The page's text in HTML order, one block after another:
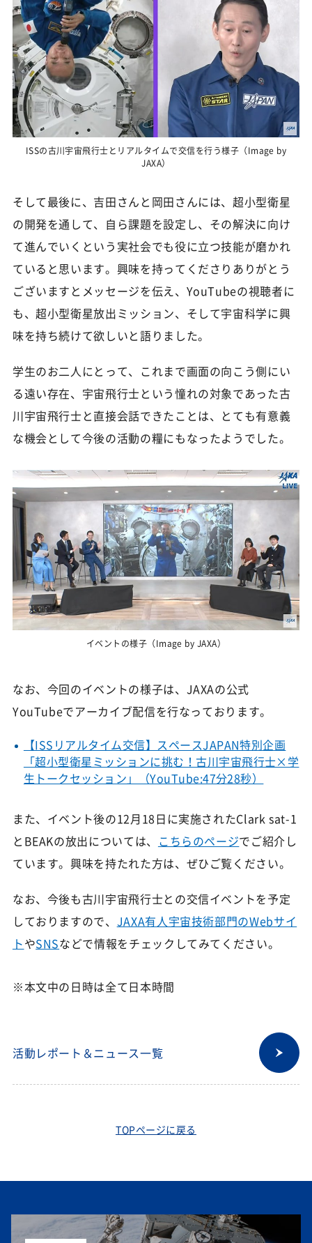
ISSの古川宇宙飛行士とリアルタイムで交信を行う様子（Image by
JAXA）
そして最後に、吉田さんと岡田さんには、超小型衛星
の開発を通して、自ら課題を設定し、その解決に向け
て進んでいくという実社会でも役に立つ技能が磨かれ
ていると思います。興味を持ってくださりありがとう
ございますとメッセージを伝え、YouTubeの視聴者に
も、超小型衛星放出ミッション、そして宇宙科学に興
味を持ち続けて欲しいと語りました。
学生のお二人にとって、これまで画面の向こう側にい
る遠い存在、宇宙飛行士という憧れの対象であった古
川宇宙飛行士と直接会話できたことは、とても有意義
な機会として今後の活動の糧にもなったようでした。
イベントの様子（Image by JAXA）
なお、今回のイベントの様子は、JAXAの公式
YouTubeでアーカイブ配信を行なっております。
【ISSリアルタイム交信】スペースJAPAN特別企画
「超小型衛星ミッションに挑む！古川宇宙飛行士×学
生トークセッション」（YouTube:47分28秒）
また、イベント後の12月18日に実施されたClark sat-1
とBEAKの放出については、 こちらのページでご紹介し
ています。興味を持たれた方は、ぜひご覧ください。
なお、今後も古川宇宙飛行士との交信イベントを予定
しておりますので、 JAXA有人宇宙技術部門のWebサイ
トやSNSなどで情報をチェックしてみてください。
※本文中の日時は全て日本時間
活動レポート＆ニュース一覧
TOPページに戻る